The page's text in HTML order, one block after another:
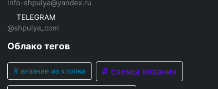
info-shpulya@yandex.ru
TELEGRAM
@shpulya_com
Облако тегов
вязание из хлопка схемы вязания